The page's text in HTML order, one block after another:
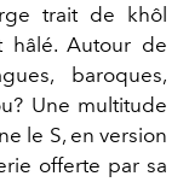
trait de khôl
hâlé. Autour de
baroques,
Une multitude
le S, en version
offerte par sa